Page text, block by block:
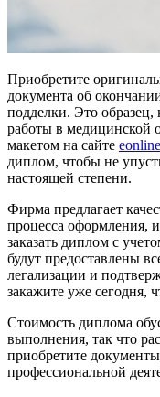
Приобретите
документа об
подделки. Это
работы в медицинской
макетом на сайте
диплом, чтобы не
настоящей степени.
Фирма предлагает
процесса оформления,
заказать диплом с
будут предоставлены
легализации и
закажите уже сегодня,
Стоимость диплома
выполнения, так что
приобретите
профессиональной